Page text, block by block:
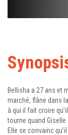
Bellisha a 27 ans et
marché, flâne dans
à qui il fait croire
tourne quand Giselle
Elle se convainc